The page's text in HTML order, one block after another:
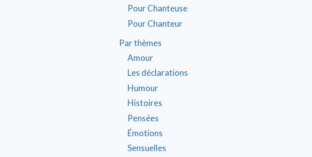
Pour Chanteuse
Pour Chanteur
Par thèmes
Amour
Les déclarations
Humour
Histoires
Pensées
Émotions
Sensuelles